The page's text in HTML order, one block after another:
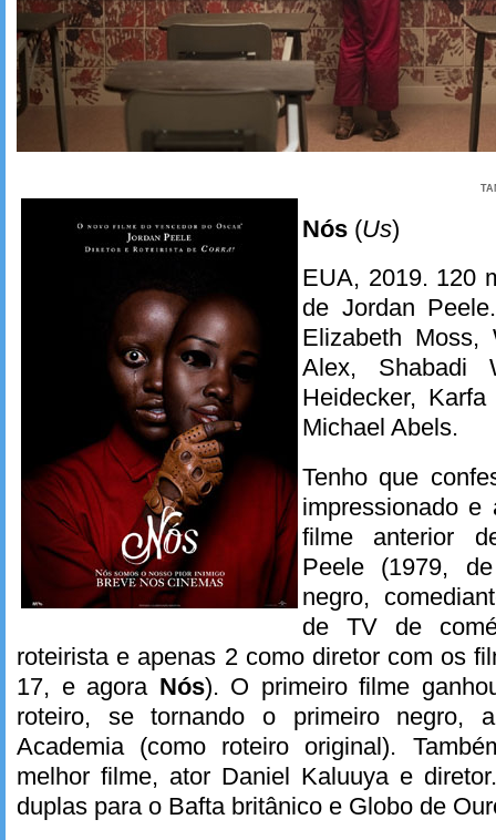
Nós (Us)
EUA, 2019. 120
de Jordan
Elizabeth Moss,
Alex, Shabadi
Heidecker,
Michael Abels.
Tenho que
impressionado
filme anterior
Peele (1979,
negro,
de TV de
roteirista e apenas 2 como diretor com os
17, e agora Nós). O primeiro filme
roteiro, se tornando o primeiro negro,
Academia (como roteiro original).
melhor filme, ator Daniel Kaluuya e
duplas para o Bafta britânico e Globo de